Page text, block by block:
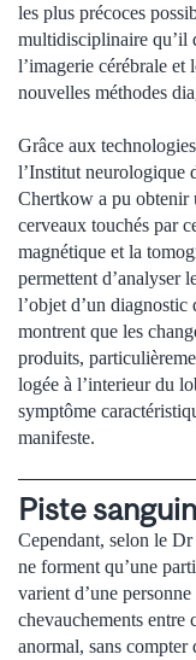
les plus précoces
multidisciplinaire qu’il
l’imagerie cérébrale et
nouvelles méthodes
Grâce aux
l’Institut neurologique
Chertkow a pu obtenir
cerveaux touchés par
magnétique et la
permettent d’analyser
l’objet d’un diagnostic
montrent que les
produits,
logée à l’interieur du
symptôme
manifeste.
Piste
Cependant, selon le
ne forment qu’une
varient d’une
chevauchements entre
anormal, sans compter